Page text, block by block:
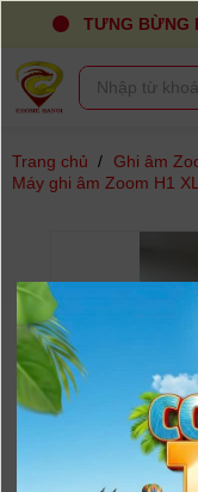
TƯNG BỪNG
Trang chủ / Ghi âm
Máy ghi âm Zoom H1